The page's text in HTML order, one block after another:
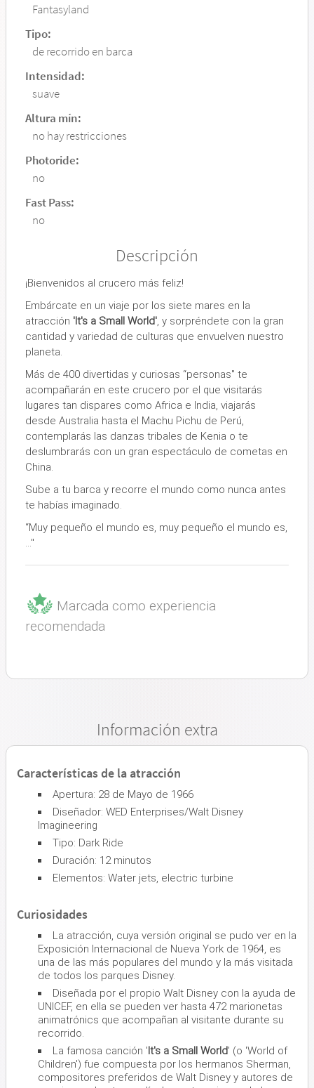
Fantasyland
Tipo:
de recorrido en barca
Intensidad:
suave
Altura mín:
no hay restricciones
Photoride:
no
Fast Pass:
no
Descripción
¡Bienvenidos al crucero más feliz!
Embárcate en un viaje por los siete mares en la
atracción 'It's a Small World', y sorpréndete con la gran
cantidad y variedad de culturas que envuelven nuestro
planeta.
Más de 400 divertidas y curiosas “personas" te
acompañarán en este crucero por el que visitarás
lugares tan dispares como Africa e India, viajarás
desde Australia hasta el Machu Pichu de Perú,
contemplarás las danzas tribales de Kenia o te
deslumbrarás con un gran espectáculo de cometas en
China.
Sube a tu barca y recorre el mundo como nunca antes
te habías imaginado.
“Muy pequeño el mundo es, muy pequeño el mundo es,
…"
Marcada como experiencia
recomendada
Información extra
Características de la atracción
Apertura: 28 de Mayo de 1966
Diseñador: WED Enterprises/Walt Disney
Imagineering
Tipo: Dark Ride
Duración: 12 minutos
Elementos: Water jets, electric turbine
Curiosidades
La atracción, cuya versión original se pudo ver en la
Exposición Internacional de Nueva York de 1964, es
una de las más populares del mundo y la más visitada
de todos los parques Disney.
Diseñada por el propio Walt Disney con la ayuda de
UNICEF, en ella se pueden ver hasta 472 marionetas
animatrónics que acompañan al visitante durante su
recorrido.
La famosa canción 'It's a Small World' (o 'World of
Children') fue compuesta por los hermanos Sherman,
compositores preferidos de Walt Disney y autores de